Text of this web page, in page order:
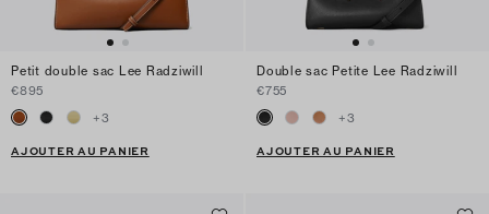
Petit double sac Lee Radziwill
€895
+3
AJOUTER AU PANIER
Double sac Petite Lee Radziwill
€755
+3
AJOUTER AU PANIER